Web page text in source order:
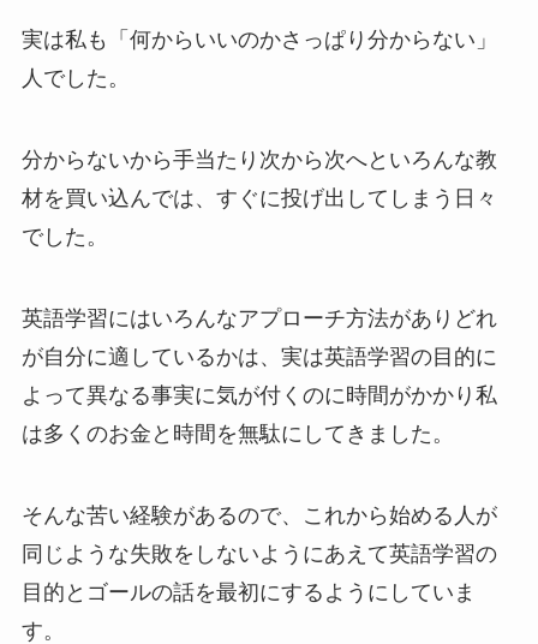
実は私も「何からいいのかさっぱり分からない」
人でした。
分からないから手当たり次から次へといろんな教
材を買い込んでは、すぐに投げ出してしまう日々
でした。
英語学習にはいろんなアプローチ方法がありどれ
が自分に適しているかは、実は英語学習の目的に
よって異なる事実に気が付くのに時間がかかり私
は多くのお金と時間を無駄にしてきました。
そんな苦い経験があるので、これから始める人が
同じような失敗をしないようにあえて英語学習の
目的とゴールの話を最初にするようにしていま
す。